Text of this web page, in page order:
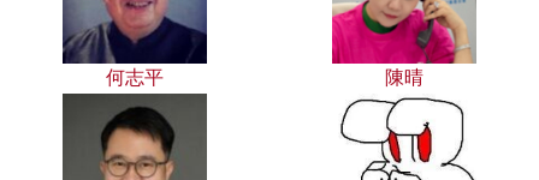
何志平 陳晴